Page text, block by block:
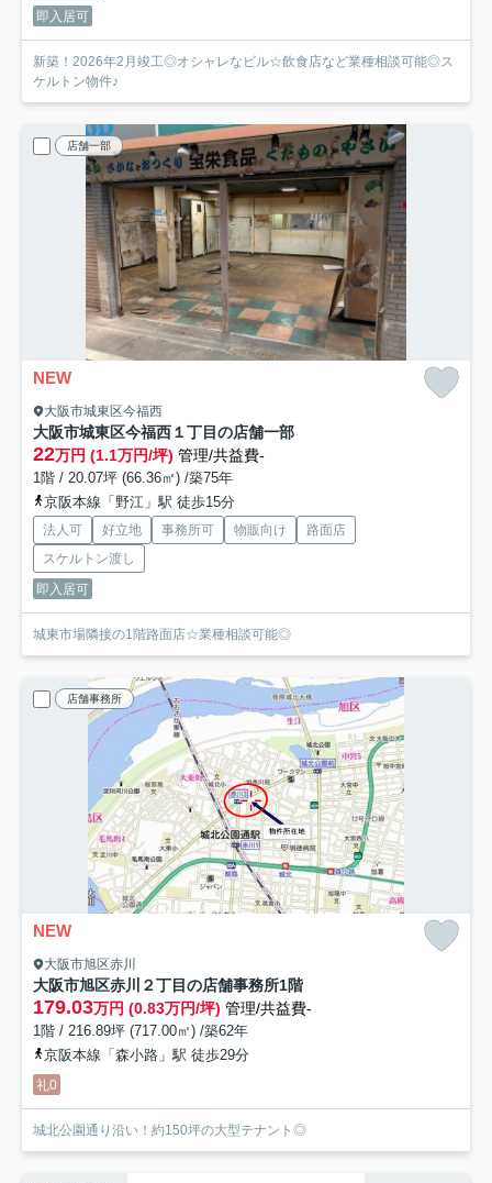
即入居可
新築！2026年2月竣工◎オシャレなビル☆飲食店など業種相談可能◎ス
ケルトン物件♪
店舗一部
NEW
大阪市城東区今福西
大阪市城東区今福西１丁目の店舗一部
22万円 (1.1万円/坪) 管理/共益費-
1階 / 20.07坪 (66.36㎡) /築75年
京阪本線「野江」駅 徒歩15分
法人可 好立地 事務所可 物販向け
路面店
スケルトン渡し
即入居可
城東市場隣接の1階路面店☆業種相談可能◎
店舗事務所
NEW
大阪市旭区赤川
大阪市旭区赤川２丁目の店舗事務所1階
179.03万円 (0.83万円/坪) 管理/共益費-
1階 / 216.89坪 (717.00㎡) /築62年
京阪本線「森小路」駅 徒歩29分
礼0
城北公園通り沿い！約150坪の大型テナント◎